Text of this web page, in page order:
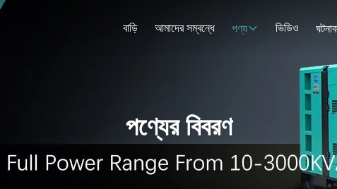
বাড়ি আমাদের সম্বন্ধে পণ্য ভিডিও
পণ্যের বিবরণ